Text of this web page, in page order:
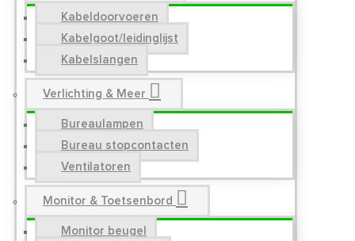
Kabeldoorvoeren
Kabelgoot/leidinglijst
Kabelslangen
Verlichting & Meer
Bureaulampen
Bureau stopcontacten
Ventilatoren
Monitor & Toetsenbord
Monitor beugel